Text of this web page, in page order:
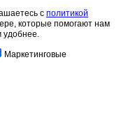
для
с политикой
которые помогают нам
удобнее.
Маркетинговые